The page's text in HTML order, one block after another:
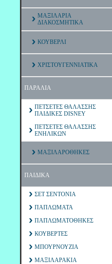
ΜΑΞΙΛΑΡΙΑ
ΔΙΑΚΟΣΜΗΤΙΚΑ
ΚΟΥΒΕΡΛΙ
ΧΡΙΣΤΟΥΓΕΝΝΙΑΤΙΚΑ
ΠΑΡΑΛΙΑ
ΠΕΤΣΕΤΕΣ ΘΑΛΑΣΣΗΣ
ΠΑΙΔΙΚΕΣ DISNEY
ΠΕΤΣΕΤΕΣ ΘΑΛΑΣΣΗΣ
ΕΝΗΛΙΚΩΝ
ΜΑΞΙΛΑΡΟΘΗΚΕΣ
ΠΑΙΔΙΚΑ
ΣΕΤ ΣΕΝΤΟΝΙΑ
ΠΑΠΛΩΜΑΤΑ
ΠΑΠΛΩΜΑΤΟΘΗΚΕΣ
ΚΟΥΒΕΡΤΕΣ
ΜΠΟΥΡΝΟΥΖΙΑ
ΜΑΞΙΛΑΡΑΚΙΑ